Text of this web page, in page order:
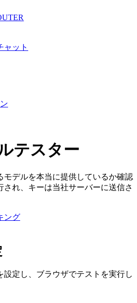
ャット
テスター
モデルを本当に提供しているか確認
され、キーは当社サーバーに送信さ
ング
設定し、ブラウザでテストを実行し